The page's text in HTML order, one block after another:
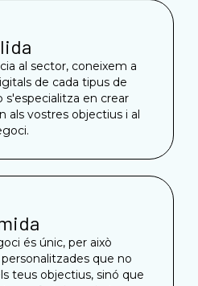
al sector, coneixem a
de cada tipus de
s'especialitza en crear
als vostres objectius i al
és únic, per això
que no
teus objectius, sinó que